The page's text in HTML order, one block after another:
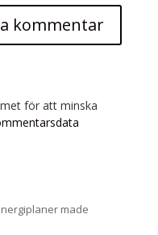
för att minska
made